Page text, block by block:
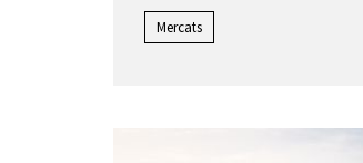
Mercats